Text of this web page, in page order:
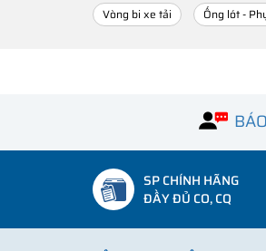
Vòng bi xe tải
Ống lót -
SP CHÍNH HÃNG
ĐẦY ĐỦ CO, CQ